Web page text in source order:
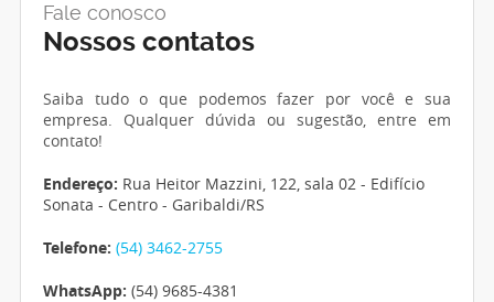
Fale conosco
Nossos contatos
Saiba tudo o que podemos fazer por você e sua
empresa. Qualquer dúvida ou sugestão, entre em
contato!
Endereço: Rua Heitor Mazzini, 122, sala 02 - Edifício
Sonata - Centro - Garibaldi/RS
Telefone: (54) 3462-2755
WhatsApp: (54) 9685-4381